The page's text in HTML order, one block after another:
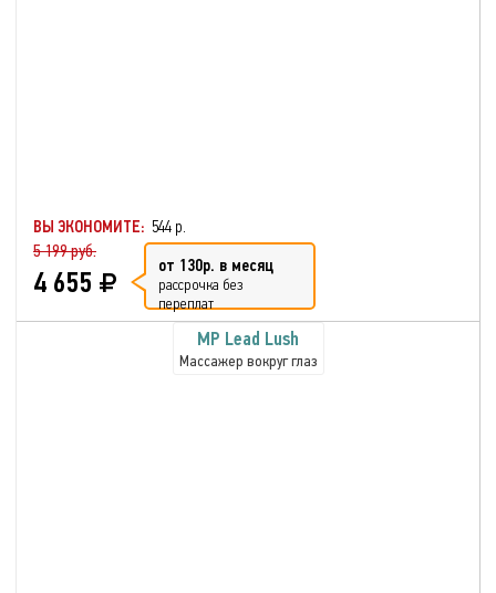
ВЫ ЭКОНОМИТЕ: 544 р.
5 199 руб.
4 655 от 130р. в месяц
рассрочка без
переплат
MP Lead Lush
Массажер вокруг глаз